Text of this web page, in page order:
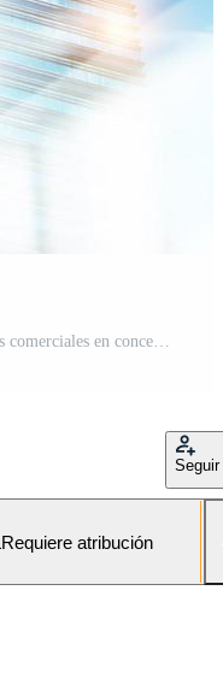
banner panorámico de reunión de socios comerciales en concepto de éxito, trabajo en equipo corporativo de empresarios con saludo de celebración de asociación de equipo profesional con un acuerdo de trabajo Foto Gratis
Seguir
Requiere atribución